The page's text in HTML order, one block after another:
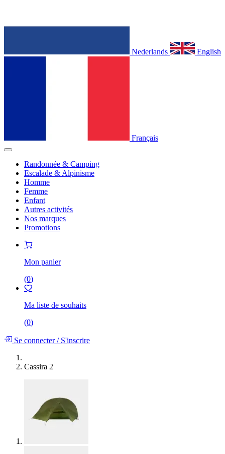
Nederlands English
Français
Randonnée & Camping
Escalade & Alpinisme
Homme
Femme
Enfant
Autres activités
Nos marques
Promotions
Mon panier
(0)
Ma liste de souhaits
(0)
Se connecter/S'inscrire
Cassira 2